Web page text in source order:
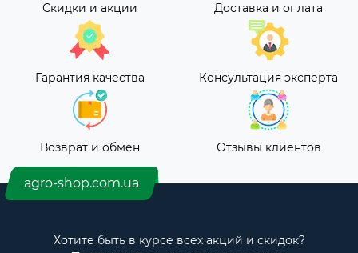
Скидки и акции Доставка и оплата
Гарантия качества Консультация эксперта
Возврат и обмен Отзывы клиентов
agro-shop.com.ua
Хотите быть в курсе всех акций и скидок?